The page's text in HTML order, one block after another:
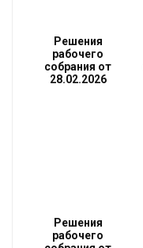
Решения
рабочего
собрания от
28.02.2026
Решения
рабочего